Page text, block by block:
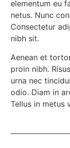
elementum eu
netus. Nunc
Consectetur
nibh sit.
Aenean et
proin nibh.
urna nec
odio. Diam in
Tellus in metus